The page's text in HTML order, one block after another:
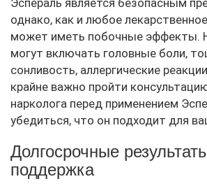
однако, как и любое
может иметь побочные эффекты.
могут включать головные боли,
сонливость, аллергические
крайне важно пройти
нарколога перед применением
убедиться, что он подходит для
Долгосрочные
поддержка